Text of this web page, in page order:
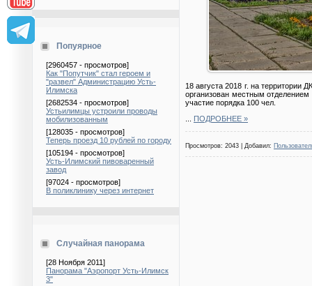
Попуярное
[2960457 - просмотров]
Как "Попутчик" стал героем и
"развел" Администрацию Усть-
Илимска
[2682534 - просмотров]
Устьилимцы устроили проводы
мобилизованным
[128035 - просмотров]
Теперь проезд 10 рублей по городу
[105194 - просмотров]
Усть-Илимский пивоваренный
завод
[97024 - просмотров]
В поликлинику через интернет
Случайная панорама
[28 Ноября 2011]
Панорама "Аэропорт Усть-Илимск
3"
18 августа 2018 г. на территории
организован местным
участие порядка 100 чел.
ПОДРОБНЕЕ »
Просмотров: 2043 | Добавил: